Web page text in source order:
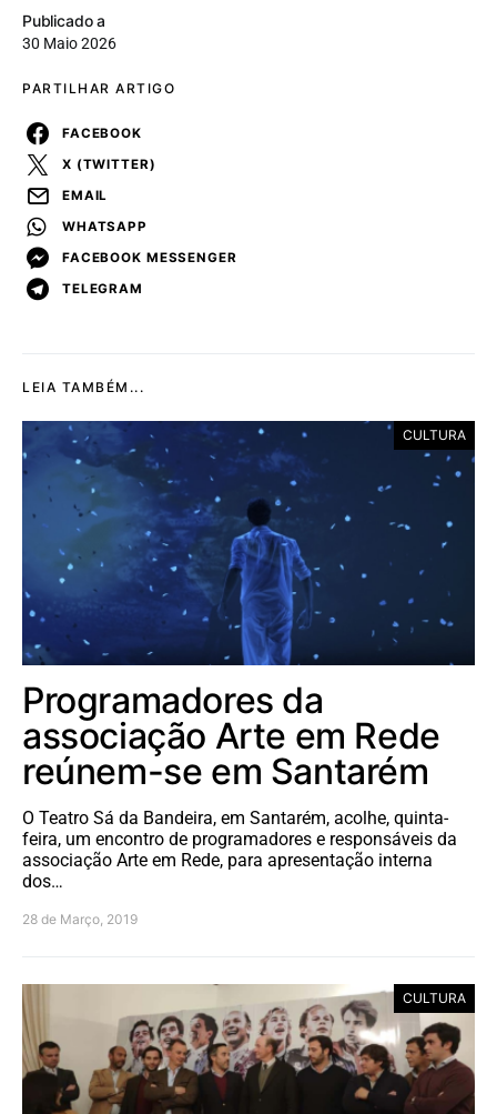
Publicado a
30 Maio 2026
PARTILHAR ARTIGO
FACEBOOK
X (TWITTER)
EMAIL
WHATSAPP
FACEBOOK MESSENGER
TELEGRAM
LEIA TAMBÉM...
CULTURA
Programadores da
associação Arte em Rede
reúnem-se em Santarém
O Teatro Sá da Bandeira, em Santarém, acolhe, quinta-
feira, um encontro de programadores e responsáveis da
associação Arte em Rede, para apresentação interna
dos…
28 de Março, 2019
CULTURA